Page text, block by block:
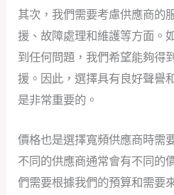
其次，我們需要考慮供應商的
援、故障處理和維護等方面。
到任何問題，我們希望能夠得
援。因此，選擇具有良好聲譽
是非常重要的。
價格也是選擇寬頻供應商時需
不同的供應商通常會有不同的
們需要根據我們的預算和需要